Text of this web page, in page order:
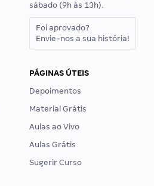
sábado (9h às 13h).
Foi aprovado?
Envie-nos a sua história!
PÁGINAS ÚTEIS
Depoimentos
Material Grátis
Aulas ao Vivo
Aulas Grátis
Sugerir Curso